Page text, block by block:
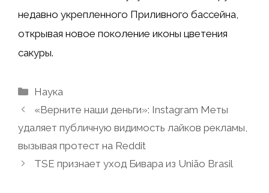
недавно укрепленного Приливного бассейна,
открывая новое поколение иконы цветения
сакуры.
Рубрики
Наука
«Верните наши деньги»: Instagram Меты
удаляет публичную видимость лайков рекламы,
вызывая протест на Reddit
TSE признает уход Бивара из União Brasil